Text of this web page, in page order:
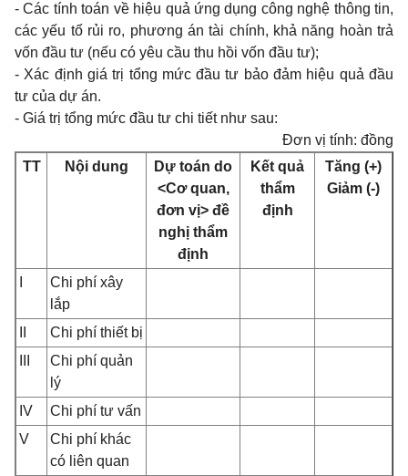
- Các tính toán về hiệu quả ứng dụng công nghệ thông tin,
các yếu tố rủi ro, phương án tài chính, khả năng hoàn trả
vốn đầu tư (nếu có yêu cầu thu hồi vốn đầu tư);
- Xác định giá trị tổng mức đầu tư bảo đảm hiệu quả đầu
tư của dự án.
- Giá trị tổng mức đầu tư chi tiết như sau:
Đơn vị tính: đồng
TT
Nội dung
Dự toán do
<Cơ quan,
đơn vị> đề
nghị thẩm
định
Kết quả
thẩm
định
Tăng (+)
Giảm (-)
Chi phí xây
lắp
Chi phí thiết bị
Chi phí quản
lý
IV
Chi phí tư vấn
V
Chi phí khác
có liên quan